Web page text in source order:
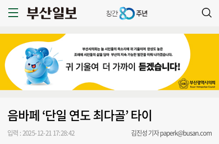
음바페 ‘단일 연도 최다골’ 타이
입력 : 2025-12-21 17:28:42 김진성 기자 paperk@busan.com